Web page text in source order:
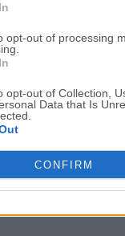
opt-out of processing
opt-out of Collection,
Data that Is
CONFIRM
sincronizar